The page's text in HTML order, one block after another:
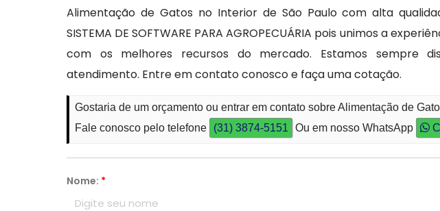
Alimentação de Gatos no Interior de São Paulo com alta
SISTEMA DE SOFTWARE PARA AGROPECUÁRIA pois unimos a
com os melhores recursos do mercado. Estamos sempre
atendimento. Entre em contato conosco e faça uma cotação.
Gostaria de um orçamento ou entrar em contato sobre Alimentação de
Fale conosco pelo telefone
(31) 3874-5151 Ou em nosso WhatsApp
Nome: *